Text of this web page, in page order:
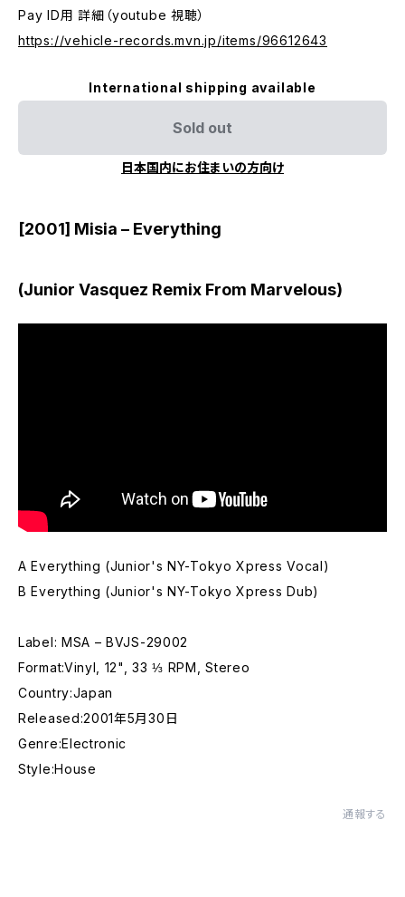
Pay ID用 詳細（youtube 視聴）
https://vehicle-records.mvn.jp/items/96612643
International shipping available
Sold out
日本国内にお住まいの方向け
[2001] Misia – Everything
(Junior Vasquez Remix From Marvelous)
A Everything (Junior's NY-Tokyo Xpress Vocal)
B Everything (Junior's NY-Tokyo Xpress Dub)
Label: MSA – BVJS-29002
Format:Vinyl, 12", 33 ⅓ RPM, Stereo
Country:Japan
Released:2001年5月30日
Genre:Electronic
Style:House
通報する